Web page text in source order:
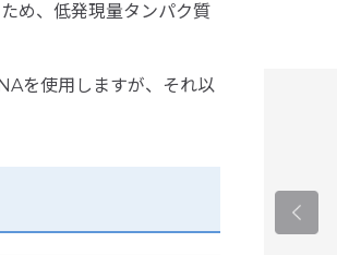
め、低発現量タンパク質
を使用しますが、それ以